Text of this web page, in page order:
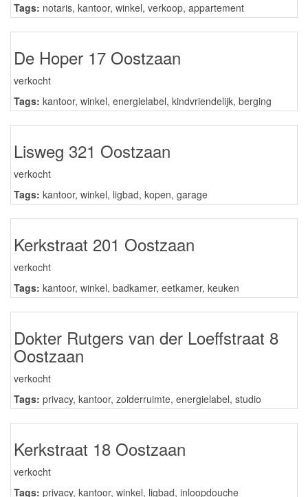
Tags: notaris, kantoor, winkel, verkoop, appartement
De Hoper 17 Oostzaan
verkocht
Tags: kantoor, winkel, energielabel, kindvriendelijk, berging
Lisweg 321 Oostzaan
verkocht
Tags: kantoor, winkel, ligbad, kopen, garage
Kerkstraat 201 Oostzaan
verkocht
Tags: kantoor, winkel, badkamer, eetkamer, keuken
Dokter Rutgers van der Loeffstraat 8
Oostzaan
verkocht
Tags: privacy, kantoor, zolderruimte, energielabel, studio
Kerkstraat 18 Oostzaan
verkocht
Tags: privacy, kantoor, winkel, ligbad, inloopdouche